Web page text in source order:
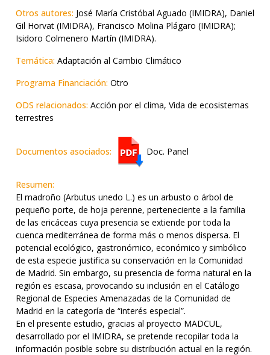
Otros autores: José María Cristóbal Aguado (IMIDRA), Daniel
Gil Horvat (IMIDRA), Francisco Molina Plágaro (IMIDRA);
Isidoro Colmenero Martín (IMIDRA).
Temática: Adaptación al Cambio Climático
Programa Financiación: Otro
ODS relacionados: Acción por el clima, Vida de ecosistemas
terrestres
Documentos asociados: Doc. Panel
Resumen:
El madroño (Arbutus unedo L.) es un arbusto o árbol de
pequeño porte, de hoja perenne, perteneciente a la familia
de las ericáceas cuya presencia se extiende por toda la
cuenca mediterránea de forma más o menos dispersa. El
potencial ecológico, gastronómico, económico y simbólico
de esta especie justifica su conservación en la Comunidad
de Madrid. Sin embargo, su presencia de forma natural en la
región es escasa, provocando su inclusión en el Catálogo
Regional de Especies Amenazadas de la Comunidad de
Madrid en la categoría de “interés especial”.
En el presente estudio, gracias al proyecto MADCUL,
desarrollado por el IMIDRA, se pretende recopilar toda la
información posible sobre su distribución actual en la región.